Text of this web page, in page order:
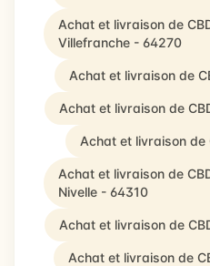
Achat et livraison de
Villefranche - 64270
Achat et livraison de
Achat et livraison de
Achat et livraison de
Achat et livraison de
Nivelle - 64310
Achat et livraison de
Achat et livraison de